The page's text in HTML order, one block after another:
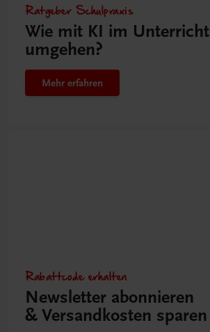
Ratgeber Schulpraxis
Wie mit KI im Unterricht
umgehen?
Mehr erfahren
Rabattcode erhalten
Newsletter abonnieren
& Versandkosten sparen